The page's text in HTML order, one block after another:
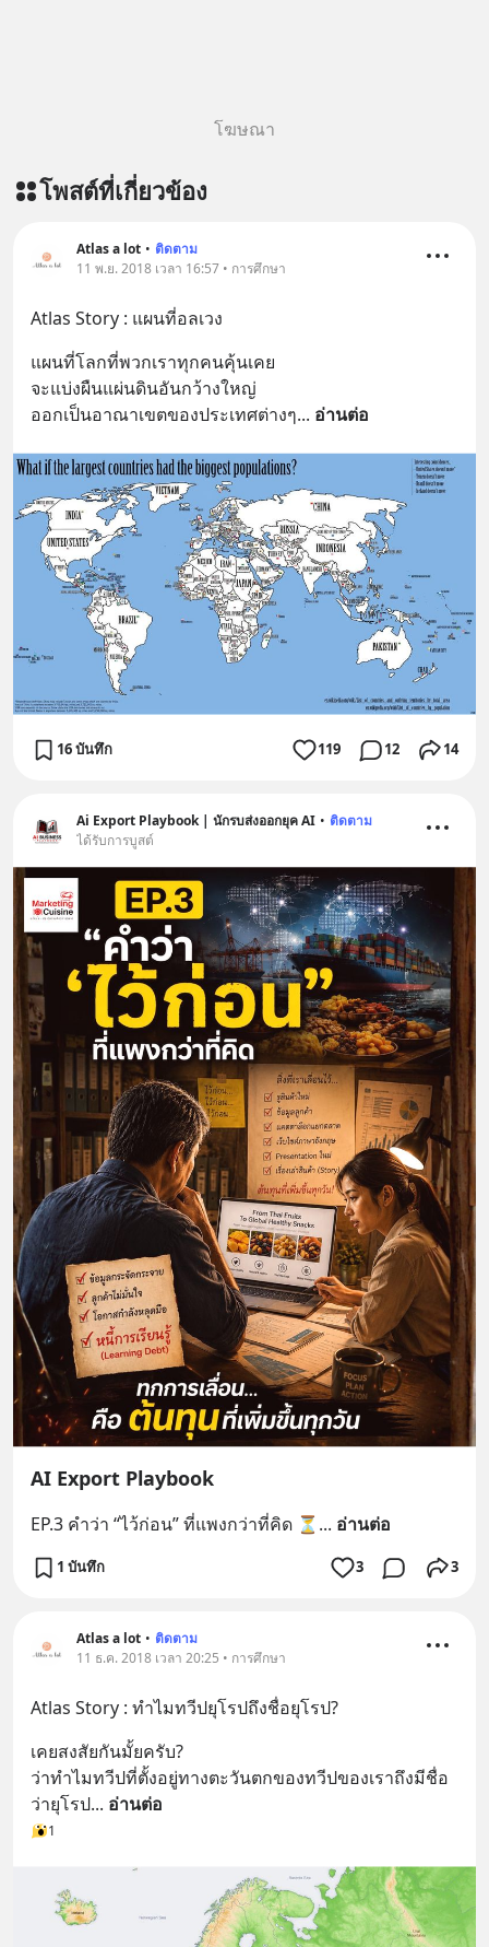
โฆษณา
โพสต์ที่เกี่ยวข้อง
Atlas a lot • ติดตาม
11 พ.ย. 2018 เวลา 16:57 • การศึกษา
Atlas Story : แผนที่อลเวง
แผนที่โลกที่พวกเราทุกคนคุ้นเคย
จะแบ่งผืนแผ่นดินอันกว้างใหญ่
ออกเป็นอาณาเขตของประเทศต่างๆ... อ่านต่อ
16 บันทึก 119 12 14
Ai Export Playbook | นักรบส่งออกยุค AI • ติดตาม
ได้รับการบูสต์
AI Export Playbook
EP.3 คำว่า “ไว้ก่อน” ที่แพงกว่าที่คิด ⏳ ... อ่านต่อ
1 บันทึก 3 3
Atlas a lot • ติดตาม
11 ธ.ค. 2018 เวลา 20:25 • การศึกษา
Atlas Story : ทำไมทวีปยุโรปถึงชื่อยุโรป?
เคยสงสัยกันมั้ยครับ?
ว่าทำไมทวีปที่ตั้งอยู่ทางตะวันตกของทวีปของเราถึงมีชื่อ
ว่ายุโรป... อ่านต่อ
1